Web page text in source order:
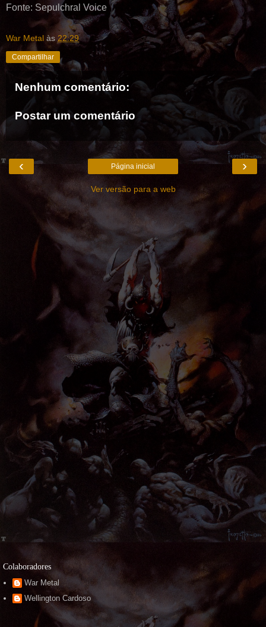
Fonte: Sepulchral Voice
War Metal às 22:29
Compartilhar
Nenhum comentário:
Postar um comentário
‹ ›
Página inicial
Ver versão para a web
Colaboradores
War Metal
Wellington Cardoso